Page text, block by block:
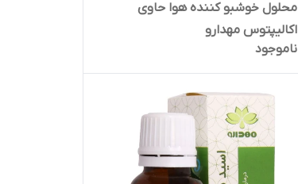
محلول خوشبو کننده هوا حاوی
اکالیپتوس مهدارو
ناموجود